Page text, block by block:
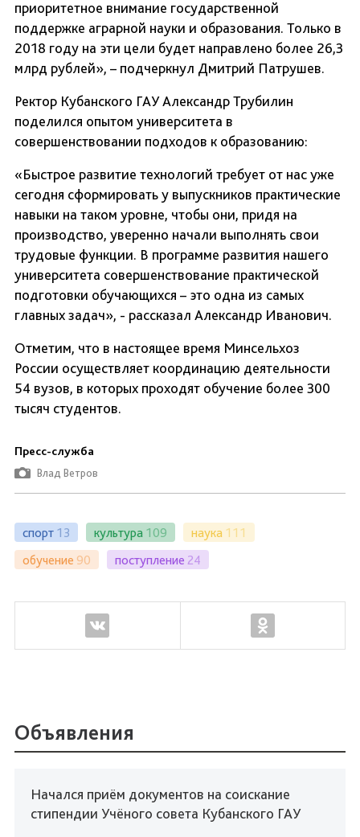
приоритетное внимание государственной
поддержке аграрной науки и образования. Только в
2018 году на эти цели будет направлено более 26,3
млрд рублей», – подчеркнул Дмитрий Патрушев.
Ректор Кубанского ГАУ Александр Трубилин
поделился опытом университета в
совершенствовании подходов к образованию:
«Быстрое развитие технологий требует от нас уже
сегодня сформировать у выпускников практические
навыки на таком уровне, чтобы они, придя на
производство, уверенно начали выполнять свои
трудовые функции. В программе развития нашего
университета совершенствование практической
подготовки обучающихся – это одна из самых
главных задач», - рассказал Александр Иванович.
Отметим, что в настоящее время Минсельхоз
России осуществляет координацию деятельности
54 вузов, в которых проходят обучение более 300
тысяч студентов.
Пресс-служба
Влад Ветров
спорт 13 культура 109 наука 111
обучение 90 поступление 24
Объявления
Начался приём документов на соискание
стипендии Учёного совета Кубанского ГАУ